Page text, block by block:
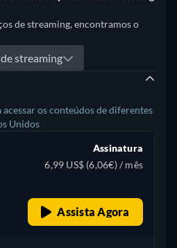
de streaming, encontramos o
streaming
acessar os conteúdos de diferentes
Unidos
Assinatura
6,99 US$ (6,06€) / mês
Assista Agora